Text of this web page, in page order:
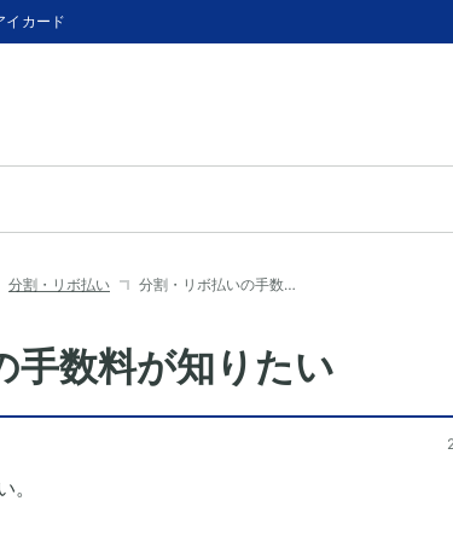
イカード
分割・リボ払い 分割・リボ払いの手数…
手数料が知りたい
。